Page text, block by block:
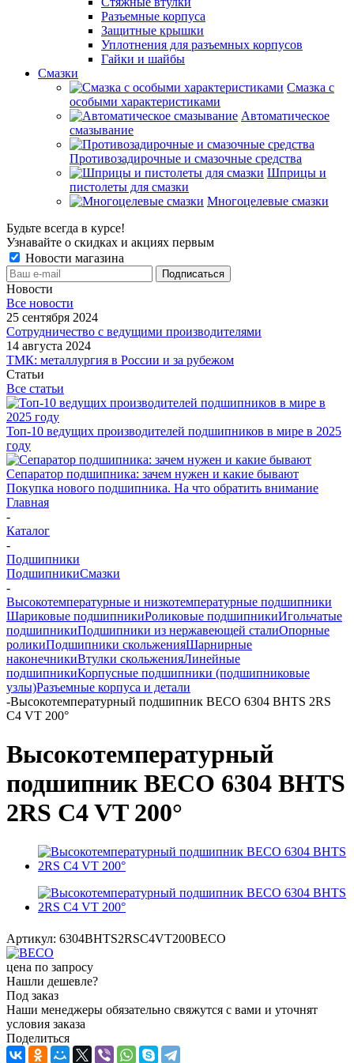
Разъемные корпуса
Защитные крышки
Уплотнения для разъемных корпусов
Гайки и шайбы
Смазки
Смазка с
особыми характеристиками
Автоматическое
смазывание
Противозадирочные и смазочные средства
Шприцы и
пистолеты для смазки
Многоцелевые смазки
Будьте всегда в курсе!
Узнавайте о скидках и акциях первым
Новости магазина
Новости
Все новости
25 сентября 2024
Сотрудничество с ведущими производителями
14 августа 2024
ТМК: металлургия в России и за рубежом
Статьи
Все статьи
Топ-10 ведущих производителей подшипников в мире в 2025
году
Сепаратор подшипника: зачем нужен и какие бывают
Покупка нового подшипника. На что обратить внимание
Главная
-
Каталог
-
Подшипники
ПодшипникиСмазки
-
Высокотемпературные и низкотемпературные подшипники
Шариковые подшипникиРоликовые подшипникиИгольчатые
подшипникиПодшипники из нержавеющей сталиОпорные
роликиПодшипники скольженияШарнирные
наконечникиВтулки скольженияЛинейные
подшипникиКорпусные подшипники (подшипниковые
узлы)Разъемные корпуса и детали
-Высокотемпературный подшипник BECO 6304 BHTS 2RS
C4 VT 200°
Высокотемпературный
подшипник BECO 6304 BHTS
2RS C4 VT 200°
Артикул: 6304BHTS2RSC4VT200BECO
цена по запросу
Нашли дешевле?
Под заказ
Наши менеджеры обязательно свяжутся с вами и уточнят
условия заказа
Поделиться